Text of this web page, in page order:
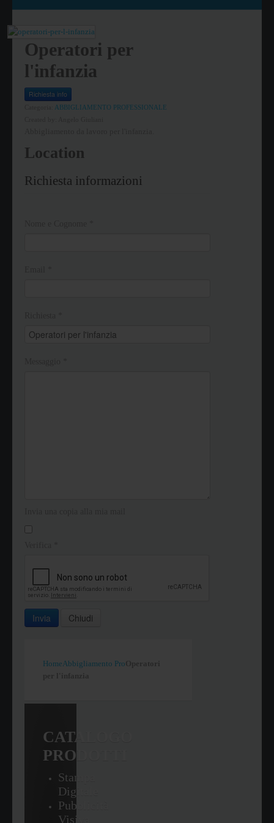
Operatori per
l'infanzia
Richiesta info
ABBIGLIAMENTO PROFESSIONALE
Location
Richiesta informazioni
Invia Chiudi
HomeAbbigliamento Pro
CATALOGO
PRODOTTI
Stampa
Digitale
Pubblicità
Visiva